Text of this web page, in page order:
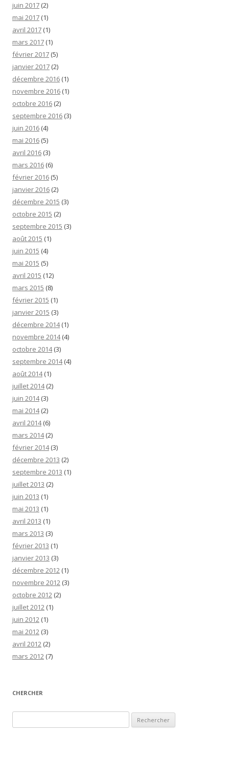
juin 2017 (2)
mai 2017 (1)
avril 2017 (1)
mars 2017 (1)
février 2017 (5)
janvier 2017 (2)
décembre 2016 (1)
novembre 2016 (1)
octobre 2016 (2)
septembre 2016 (3)
juin 2016 (4)
mai 2016 (5)
avril 2016 (3)
mars 2016 (6)
février 2016 (5)
janvier 2016 (2)
décembre 2015 (3)
octobre 2015 (2)
septembre 2015 (3)
août 2015 (1)
juin 2015 (4)
mai 2015 (5)
avril 2015 (12)
mars 2015 (8)
février 2015 (1)
janvier 2015 (3)
décembre 2014(1)
novembre 2014(4)
octobre 2014(3)
septembre 2014(4)
août 2014(1)
juillet 2014(2)
juin 2014(3)
mai 2014(2)
avril 2014(6)
mars 2014(2)
février 2014(3)
décembre 2013 (2)
septembre 2013 (1)
juillet 2013 (2)
juin 2013 (1)
mai 2013 (1)
avril 2013 (1)
mars 2013 (3)
février 2013 (1)
janvier 2013 (3)
décembre 2012 (1)
novembre 2012 (3)
octobre 2012 (2)
juillet 2012 (1)
juin 2012 (1)
mai 2012 (3)
avril 2012 (2)
mars 2012 (7)
CHERCHER